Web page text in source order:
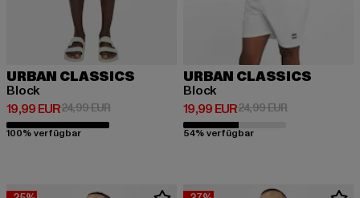
URBAN CLASSICS
Block
19,99 EUR
Derzeitiger Preis: 19,99 EUR
24,99 EURAktionspreis: 24,99 EUR
100% verfügbar
URBAN CLASSICS
Block
19,99 EUR
Derzeitiger Preis: 19,99 EUR
24,99 EURAktionspreis:
54% verfügbar